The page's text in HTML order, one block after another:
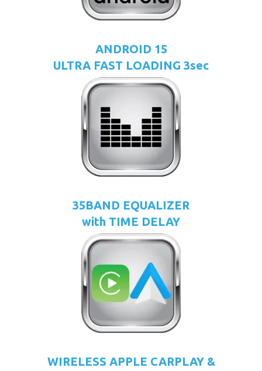
ANDROID 15
ULTRA FAST LOADING 3sec
35BAND EQUALIZER
with TIME DELAY
WIRELESS APPLE CARPLAY &